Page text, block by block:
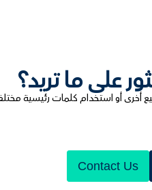
على ما تريد؟
أخرى أو استخدام كلمات رئيسية
Contact Us